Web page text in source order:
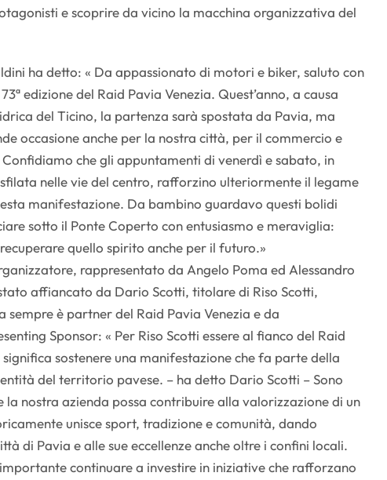
e scoprire da vicino la macchina organizzativa del
ha detto: « Da appassionato di motori e biker, saluto con
edizione del Raid Pavia Venezia. Quest’anno, a causa
del Ticino, la partenza sarà spostata da Pavia, ma
occasione anche per la nostra città, per il commercio e
che gli appuntamenti di venerdì e sabato, in
nelle vie del centro, rafforzino ulteriormente il legame
manifestazione. Da bambino guardavo questi bolidi
sotto il Ponte Coperto con entusiasmo e meraviglia:
quello spirito anche per il futuro.»
rappresentato da Angelo Poma ed Alessandro
affiancato da Dario Scotti, titolare di Riso Scotti,
sempre è partner del Raid Pavia Venezia e da
Sponsor: « Per Riso Scotti essere al fianco del Raid
significa sostenere una manifestazione che fa parte della
del territorio pavese. – ha detto Dario Scotti – Sono
la nostra azienda possa contribuire alla valorizzazione di un
unisce sport, tradizione e comunità, dando
di Pavia e alle sue eccellenze anche oltre i confini locali.
continuare a investire in iniziative che rafforzano